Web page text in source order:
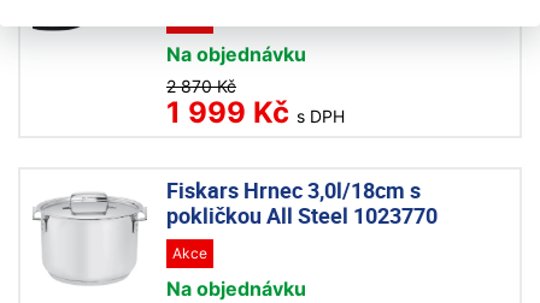
Na objednávku
2 870 Kč
1 999 Kč s DPH
Fiskars Hrnec 3,0l/18cm s
pokličkou All Steel 1023770
Akce
Na objednávku